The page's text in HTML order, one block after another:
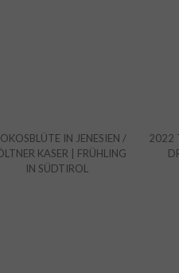
IN JENESIEN /
KASER | FRÜHLING
IN SÜDTIROL
2022